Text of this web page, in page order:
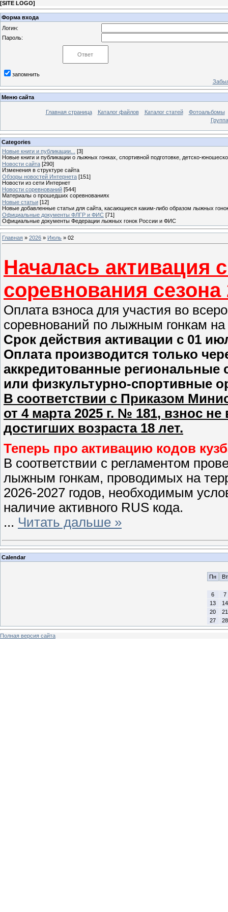
[SITE LOGO]
Форма входа
Логин:
Пароль:
запомнить
Меню сайта
Главная страница Каталог файлов Каталог статей
Фотоальбомы
Categories
Новые книги и публикации...
[3]
Новые книги и публикации о лыжных гонках, спортивной подготовке, детско-
Новости сайта [290]
Изменения в структуре сайта
Обзоры новостей Интернета [151]
Новости из сети Интернет
Новости соревнований [544]
Материалы о прошедших соревнованиях
Новые статьи [12]
Новые добавленные статьи для сайта, касающиеся каким-либо образом лыжных
Официальные документы ФЛГР и ФИС [71]
Официальные документы Федерации лыжных гонок России и ФИС
Главная » 2026 » Июль » 02
Началась активация
соревнования сезона
Оплата взноса для участия во
соревнований по лыжным гонкам
Срок действия активации с 01
Оплата производится только
аккредитованные
или физкультурно-спортивные
В соответствии с Приказом
от 4 марта 2025 г. № 181, взнос
достигших возраста 18 лет.
Теперь про активацию кодов
В соответствии с регламентом
лыжным гонкам, проводимых на
2026-2027 годов, необходимым
наличие активного RUS кода.
... Читать дальше »
Calendar
Пн Вт
6
7
13
14
20
21
27
28
Полная версия сайта